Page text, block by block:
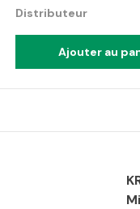
Distributeur
Ajouter au